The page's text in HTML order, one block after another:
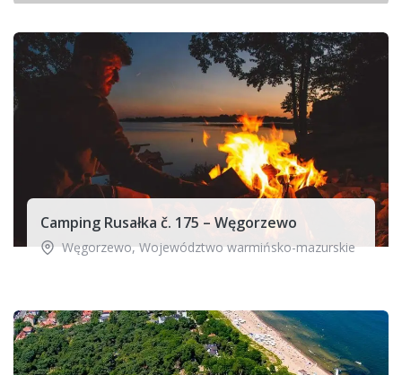
Camping Rusałka č. 175 – Węgorzewo
Węgorzewo, Województwo warmińsko-mazurskie